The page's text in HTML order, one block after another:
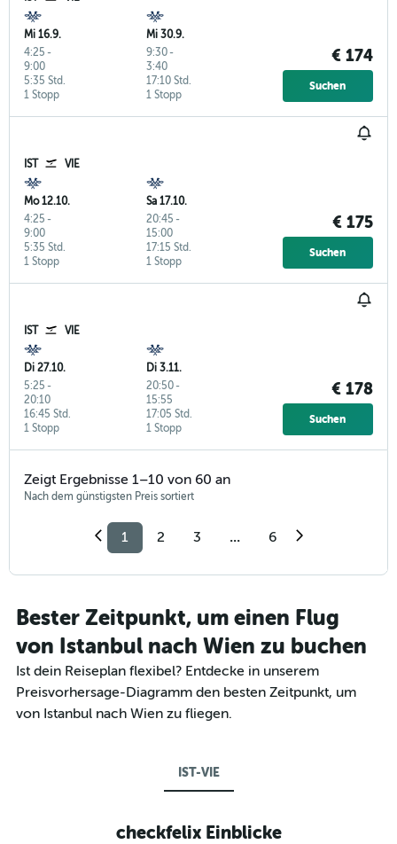
Mi 16.9.
4:25 -
9:00
1 Stopp
5:35 Std.
Mi 30.9.
9:30-
3:40
1 Stopp
17:10 Std.
€ 174
Suchen
IST VIE
Mo 12.10.
4:25 -
9:00
1 Stopp
5:35 Std.
Sa 17.10.
20:45 -
15:00
1 Stopp
17:15 Std.
€ 175
Suchen
IST VIE
Di 27.10.
5:25 -
20:10
1 Stopp
16:45 Std.
Di 3.11.
20:50-
15:55
1 Stopp
17:05 Std.
€ 178
Suchen
Zeigt Ergebnisse 1–10 von 60 an
Nach dem günstigsten Preis sortiert
1 2 3 ... 6
Bester Zeitpunkt, um einen Flug
von Istanbul nach Wien zu buchen
Ist dein Reiseplan flexibel? Entdecke in unserem
Preisvorhersage-Diagramm den besten Zeitpunkt, um
von Istanbul nach Wien zu fliegen.
IST-VIE
checkfelix Einblicke